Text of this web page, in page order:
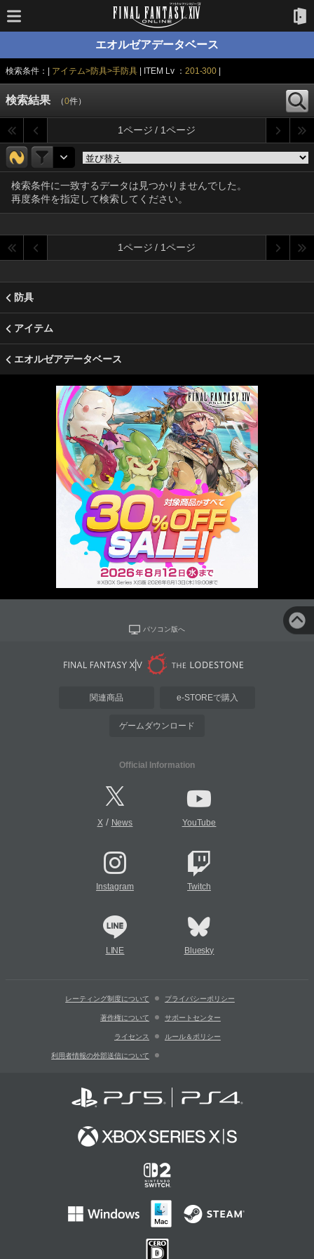
エオルゼアデータベース
検索条件：| アイテム>防具>手防具 | ITEM Lv ： 201-300
検索結果 （0件）
1ページ / 1ページ
検索条件に一致するデータは見つかりませんでした。
再度条件を指定して検索してください。
1ページ / 1ページ
防具
アイテム
エオルゼアデータベース
パソコン版へ
関連商品 e-STOREで購入
ゲームダウンロード
Official Information
X/ News YouTube
Instagram Twitch
LINE Bluesky
レーティング制度について プライバシーポリシー
著作権について サポートセンター
ライセンス ルール＆ポリシー
利用者情報の外部送信について